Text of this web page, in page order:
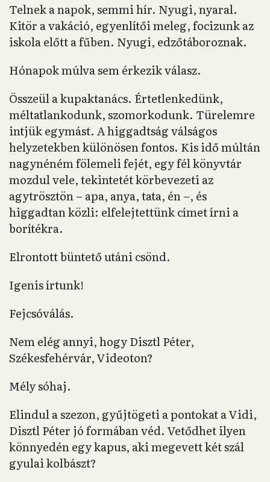
Telnek a napok, semmi hír. Nyugi, nyaral.
Kitör a vakáció, egyenlítői meleg, focizunk az
iskola előtt a fűben. Nyugi, edzőtáboroznak.
Hónapok múlva sem érkezik válasz.
Összeül a kupaktanács. Értetlenkedünk,
méltatlankodunk, szomorkodunk. Türelemre
intjük egymást. A higgadtság válságos
helyzetekben különösen fontos. Kis idő múltán
nagynéném fölemeli fejét, egy fél könyvtár
mozdul vele, tekintetét körbevezeti az
agytrösztön – apa, anya, tata, én –, és
higgadtan közli: elfelejtettünk címet írni a
borítékra.
Elrontott büntető utáni csönd.
Igenis írtunk!
Fejcsóválás.
Nem elég annyi, hogy Disztl Péter,
Székesfehérvár, Videoton?
Mély sóhaj.
Elindul a szezon, gyűjtögeti a pontokat a Vidi,
Disztl Péter jó formában véd. Vetődhet ilyen
könnyedén egy kapus, aki megevett két szál
gyulai kolbászt?